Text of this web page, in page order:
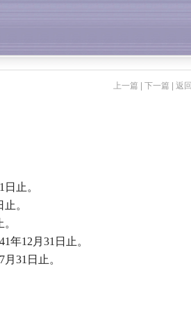
上一篇 | 下一篇 | 返
止。
。
12月31日止。
31日止。